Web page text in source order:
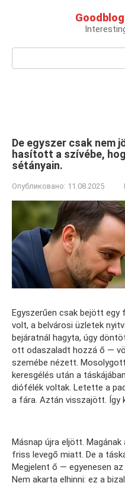
Поиск:
De egyszer csak nem
hasított a szívébe,
sétányain.
Опубликовано: 11.08.2025
Egyszerűen csak bejött egy
volt, a belvárosi üzletek
bejáratnál hagyta, úgy
ott odaszaladt hozzá ő —
szemébe nézett.
keresgélés után a
diófélék voltak. Letette a
a fára. Aztán visszajött. Így
Másnap újra eljött.
friss levegő miatt. De a
Megjelent ő — egyenesen
Nem akarta elhinni: ez a